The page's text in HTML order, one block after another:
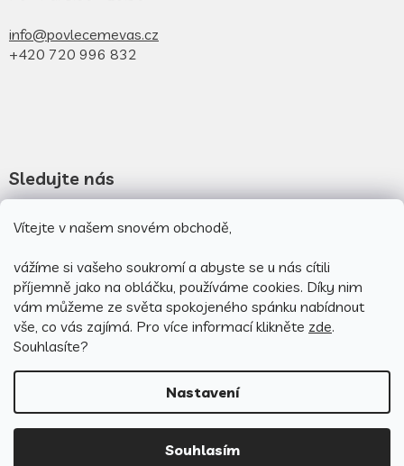
Vítejte v našem snovém obchodě,
vážíme si vašeho soukromí a abyste se u nás cítili
příjemně jako na obláčku, používáme cookies. Díky nim
vám můžeme ze světa spokojeného spánku nabídnout
vše, co vás zajímá. Pro více informací klikněte zde.
Souhlasíte?
Nastavení
Souhlasím
info@povlecemevas.cz
+420 720 996 832
Sledujte nás
Novinky na facebooku
Novinky na instagramu
Vytvořil Shoptet